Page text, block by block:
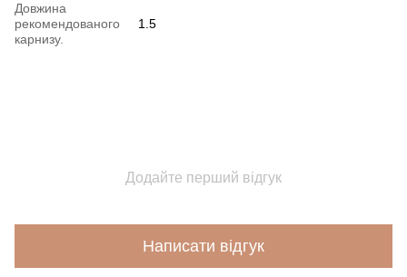
Довжина
рекомендованого
карнизу.
1.5
Додайте перший відгук
Написати відгук